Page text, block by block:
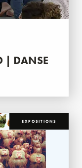
| DANSE
EXPOSITIONS